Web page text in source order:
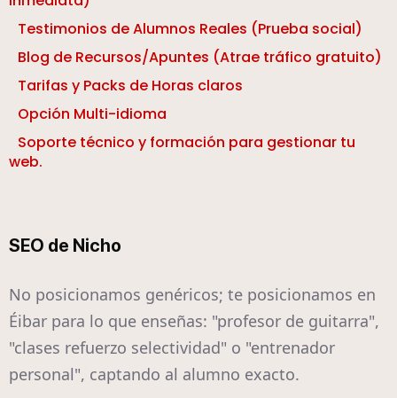
Testimonios de Alumnos Reales (Prueba social)
Blog de Recursos/Apuntes (Atrae tráfico gratuito)
Tarifas y Packs de Horas claros
Opción Multi-idioma
Soporte técnico y formación para gestionar tu
web.
SEO de Nicho
No posicionamos genéricos; te posicionamos en
Éibar para lo que enseñas: "profesor de guitarra",
"clases refuerzo selectividad" o "entrenador
personal", captando al alumno exacto.